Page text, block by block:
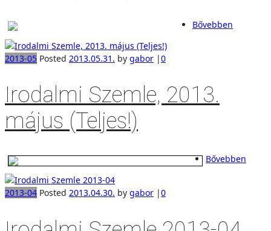
Bővebben
2013-05 Posted 2013.05.31. by gabor |0
Irodalmi Szemle, 2013.
május (Teljes!)
Bővebben
2013-04 Posted 2013.04.30. by gabor |0